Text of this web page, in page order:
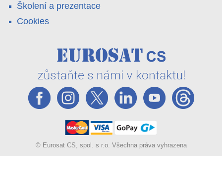
Školení a prezentace
Cookies
© Eurosat CS, spol. s r.o. Všechna práva vyhrazena